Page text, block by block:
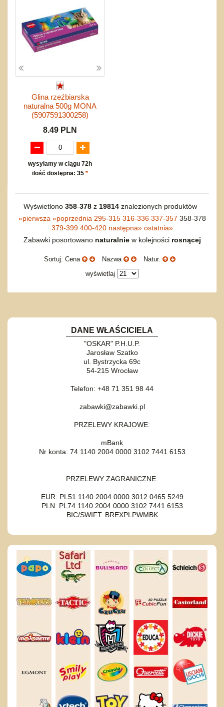
Glina rzeźbiarska
naturalna 500g MONA
(5907591300258)
8.49 PLN
wysyłamy w ciągu 72h
ilość dostępna: 35 *
Wyświetlono 358-378z 19814znalezionych produktów
«pierwsza «poprzednia 295-315 316-336 337-357 358-378
379-399 400-420 następna» ostatnia»
Zabawki posortowano naturalniew kolejności rosnącej
Sortuj: Cena Nazwa
Natur.
wyświetlaj
DANE WŁAŚCICIELA
"OSKAR" P.H.U.P.
Jarosław Szatko
ul. Bystrzycka 69c
54-215 Wrocław
Telefon: +48 71 351 98 44
zabawki@zabawki.pl
PRZELEWY KRAJOWE:
mBank
Nr konta: 74 1140 2004 0000 3102 7441 6153
PRZELEWY ZAGRANICZNE:
EUR: PL51 1140 2004 0000 3012 0465 5249
PLN: PL74 1140 2004 0000 3102 7441 6153
BIC/SWIFT: BREXPLPWMBK